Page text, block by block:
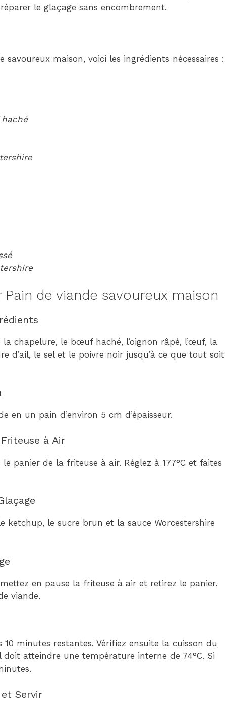
le glaçage sans encombrement.
savoureux maison, voici les ingrédients nécessaires :
de viande savoureux maison
chapelure, le bœuf haché, l’oignon râpé, l’œuf, la
d’ail, le sel et le poivre noir jusqu’à ce que tout soit
en un pain d’environ 5 cm d’épaisseur.
à Air
panier de la friteuse à air. Réglez à 177°C et faites
ketchup, le sucre brun et la sauce Worcestershire
en pause la friteuse à air et retirez le panier.
viande.
10 minutes restantes. Vérifiez ensuite la cuisson du
atteindre une température interne de 74°C. Si
Servir